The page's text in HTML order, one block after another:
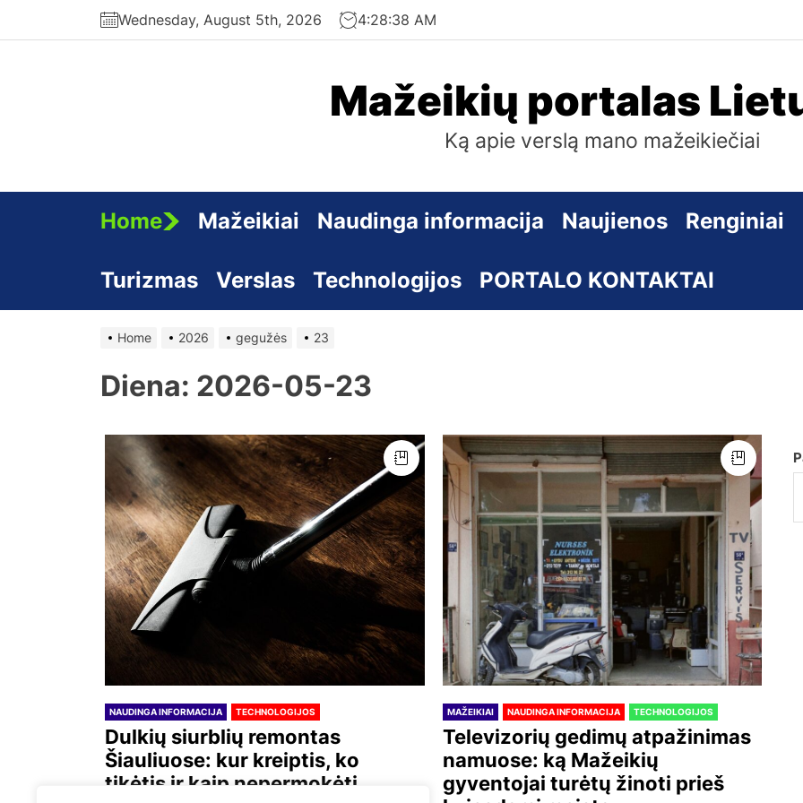
Wednesday, August 5th, 2026 4:28:39 AM
Mažeikių portalas
Ką apie verslą mano mažeikiečiai
Home Mažeikiai Naudinga informacija Naujienos Renginiai
Turizmas Verslas Technologijos PORTALO KONTAKTAI
Home 2026 gegužės 23
Diena: 2026-05-23
NAUDINGA INFORMACIJA TECHNOLOGIJOS
Dulkių siurblių remontas
Šiauliuose: kur kreiptis, ko
tikėtis ir kaip nepermokėti
MAŽEIKIAI NAUDINGA INFORMACIJA TECHNOLOGIJOS
Televizorių gedimų atpažinimas
namuose: ką Mažeikių
gyventojai turėtų žinoti prieš